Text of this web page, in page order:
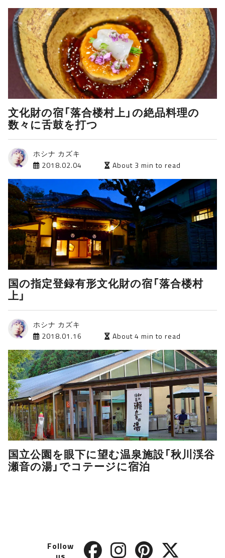
文化財の宿「落合楼村上」の絶品料理の
数々に舌鼓を打つ
ホシナ カズキ
2018.02.04
About 3 min to read
国の指定登録有形文化財の宿「落合楼村
上」
ホシナ カズキ
2018.01.16
About 4 min to read
国立公園を眼下に望む温泉施設「秋川渓谷
瀬音の湯」でコテージに宿泊
Follow